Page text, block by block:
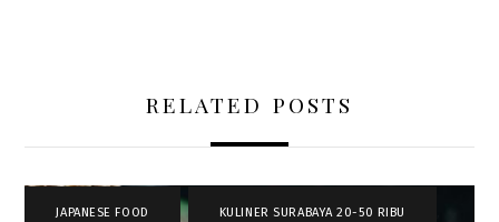
RELATED POSTS
JAPANESE FOOD , KULINER SURABAYA 20-50 RIBU